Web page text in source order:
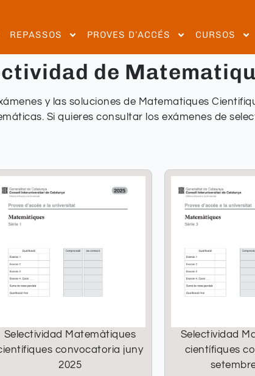
REPASSOS PROVES D’ACCÉS CURSOS
de
y las soluciones de Matematiques
Si quieres consultar los exámenes de
Selectividad Matemàtiques
convocatoria juny
2025
Selectividad
científiques